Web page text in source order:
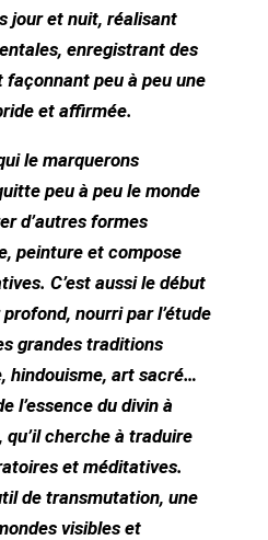
jour et nuit, réalisant
enregistrant des
façonnant peu à peu une
et affirmée.
le marquerons
peu à peu le monde
d’autres formes
peinture et compose
C’est aussi le début
nourri par l’étude
grandes traditions
hindouisme, art sacré…
l’essence du divin à
cherche à traduire
et méditatives.
de transmutation, une
visibles et